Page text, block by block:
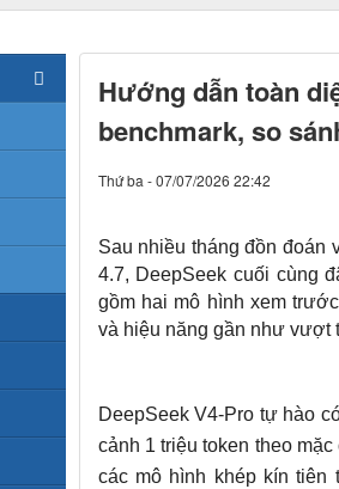
Hướng dẫn toàn
benchmark, so
Thứ ba - 07/07/2026 22:42
Sau nhiều tháng đồn đoán
4.7, DeepSeek cuối cùng
gồm hai mô hình xem
và hiệu năng gần như vượt
DeepSeek V4-Pro tự hào
cảnh 1 triệu token theo
các mô hình khép kín